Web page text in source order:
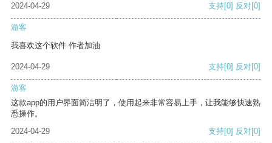
2024-04-29 支持[0] 反对[0]
游客
我喜欢这个软件 作者加油
2024-04-29 支持[0] 反对[0]
游客
这款app的用户界面简洁明了，使用起来非常容易上手，让我能够快速熟
悉操作。
2024-04-29
支持[0] 反对[0]